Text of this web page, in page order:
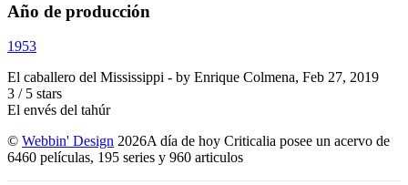
Año de producción
1953
El caballero del Mississippi - by Enrique Colmena, Feb 27, 2019
3 / 5 stars
El envés del tahúr
© Webbin' Design 2026A día de hoy Criticalia posee un acervo de
6460 películas, 195 series y 960 articulos